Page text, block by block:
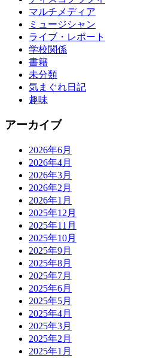
マルチメディア
ミュージシャン
ライブ・レポート
学校関係
書籍
未分類
気まぐれ日記
趣味
アーカイブ
2026年6月
2026年4月
2026年3月
2026年2月
2026年1月
2025年12月
2025年11月
2025年10月
2025年9月
2025年8月
2025年7月
2025年6月
2025年5月
2025年4月
2025年3月
2025年2月
2025年1月